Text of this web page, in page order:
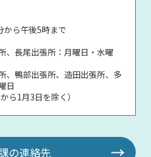
から午後5時まで
、長尾出張所：月曜日・水曜
、鴨部出張所、造田出張所、多
日
ら1月3日を除く）
の連絡先